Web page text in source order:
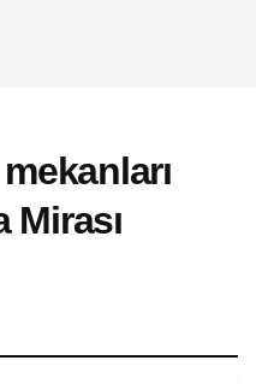
Mirası